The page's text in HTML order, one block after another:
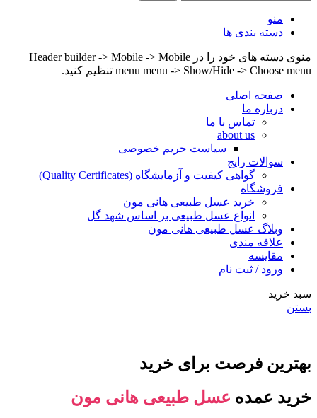
منو
دسته بندی ها
منوی دسته های خود را در Header builder -> Mobile -> Mobile
menu menu -> Show/Hide -> Choose menu تنظیم کنید.
صفحه اصلی
درباره ما
تماس با ما
about us
سیاست حریم خصوصی
سوالات رایج
گواهی کیفیت و آزمایشگاه (Quality Certificates)
فروشگاه
خرید عسل طبیعی هانی مون
انواع عسل طبیعی بر اساس شهد گل
وبلاگ عسل طبیعی هانی مون
علاقه مندی
مقایسه
ورود / ثبت نام
سبد خرید
بستن
بهترین فرصت برای خرید
خرید عمده عسل طبیعی هانی مون